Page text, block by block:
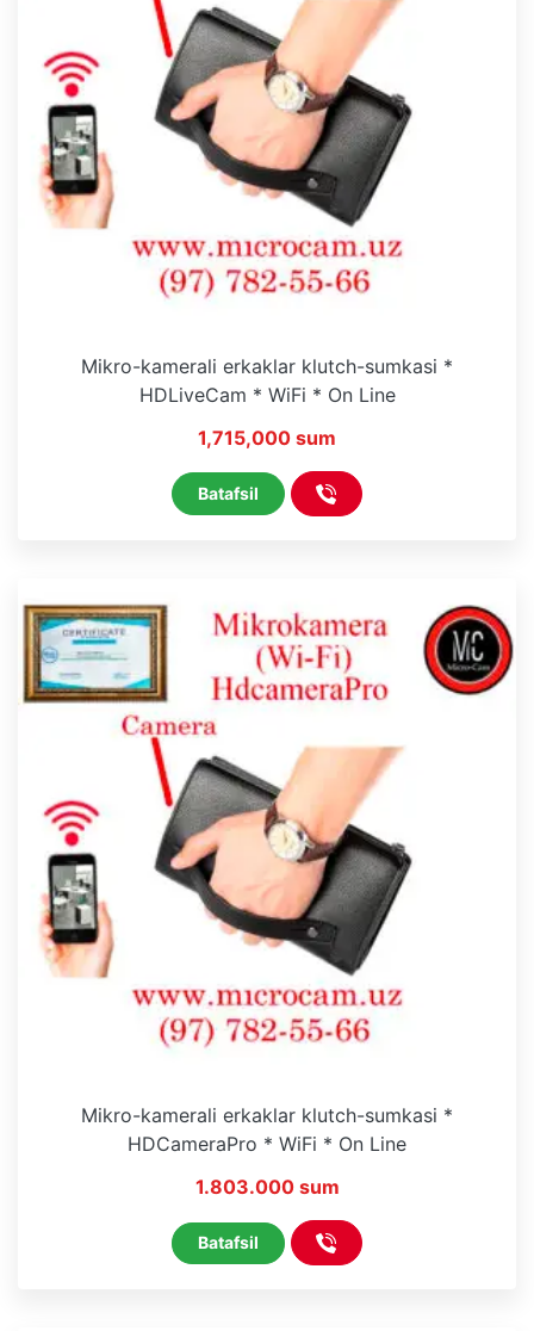
Mikro-kamerali erkaklar klutch-sumkasi *
HDLiveCam * WiFi * On Line
1,715,000 sum
Batafsil
Mikro-kamerali erkaklar klutch-sumkasi *
HDCameraPro * WiFi * On Line
1.803.000 sum
Batafsil